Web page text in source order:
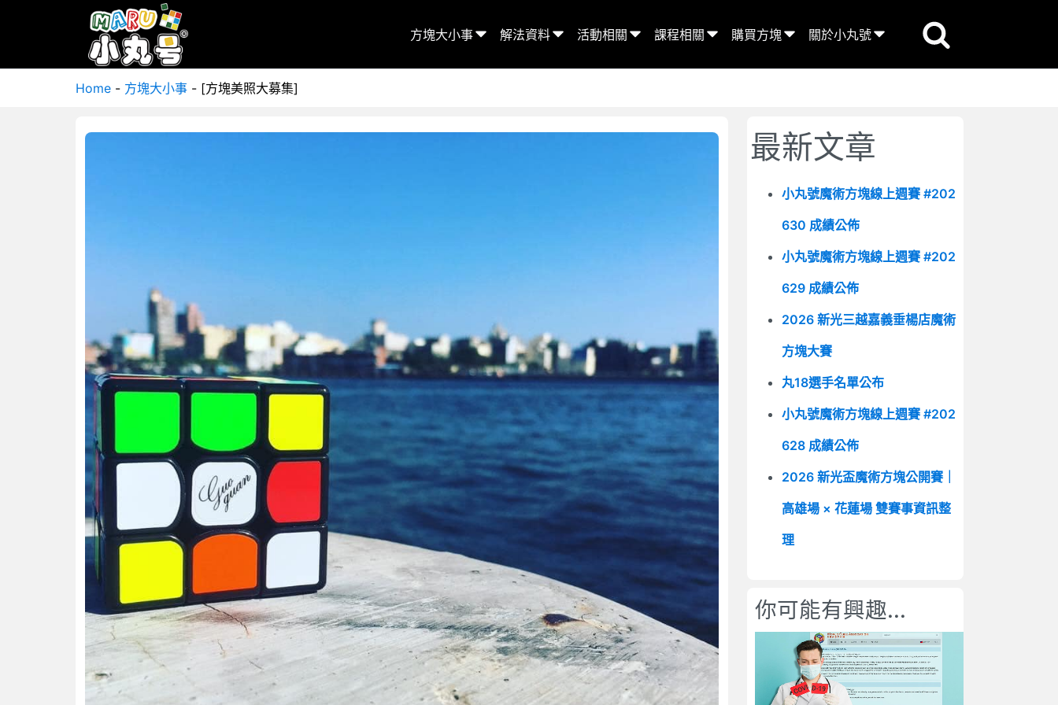
方塊大小事 解法資料 活動相關 課程相關 購買方塊 關於小丸號
Home - 方塊大小事 - [方塊美照大募集]
最新文章
小丸號魔術方塊線上週賽 #202
630 成績公佈
小丸號魔術方塊線上週賽 #202
629 成績公佈
2026 新光三越嘉義垂楊店魔術
方塊大賽
丸18選手名單公布
小丸號魔術方塊線上週賽 #202
628 成績公佈
2026 新光盃魔術方塊公開賽｜
高雄場 × 花蓮場 雙賽事資訊整
理
你可能有興趣...